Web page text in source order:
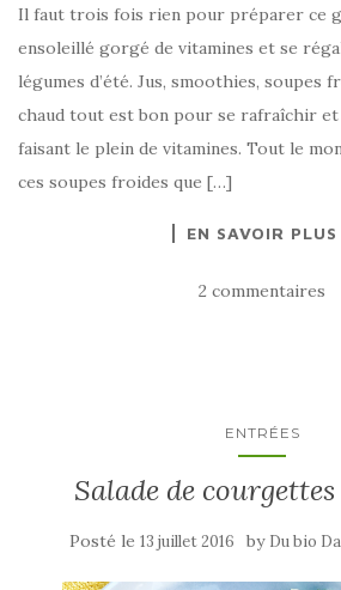
Il faut trois fois rien pour préparer ce
ensoleillé gorgé de vitamines et se
légumes d’été. Jus, smoothies, soupes
chaud tout est bon pour se rafraîchir
faisant le plein de vitamines. Tout le
ces soupes froides que […]
EN SAVOIR PLUS
2 commentaires
ENTRÉES
Salade de
Posté le 13 juillet 2016 by Du bio